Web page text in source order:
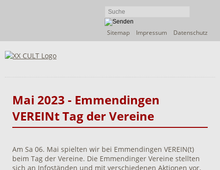
Navigation
Sitemap Impressum Datenschutz
Mai 2023 - Emmendingen
VEREINt Tag der Vereine
Am Sa 06. Mai spielten wir bei Emmendingen VEREIN(t)
beim Tag der Vereine. Die Emmendinger Vereine stellten
sich an Infoständen und mit verschiedenen Aktionen vor.